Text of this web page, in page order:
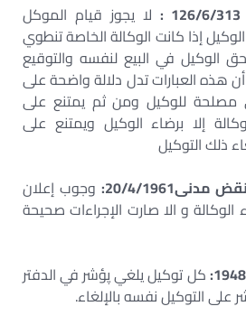
لا يجوز قيام الموكل
الوكيل إذا كانت الوكالة الخاصة تنطوي
الوكيل في البيع لنفسه والتوقيع
أن هذه العبارات تدل دلالة واضحة على
مصلحة للوكيل ومن ثم يمتنع على
إلا برضاء الوكيل ويمتنع على
ذلك التوكيل
وجوب إعلان
الوكالة و الا صارت الإجراءات صحيحة
كل توكيل يلغي پؤشر في الدفتر
على التوكيل نفسه بالإلغاء.